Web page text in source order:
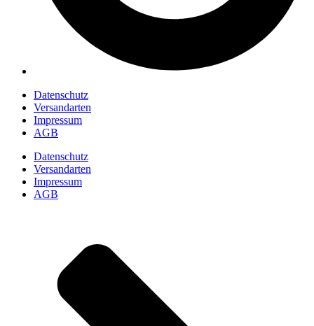
Datenschutz
Versandarten
Impressum
AGB
Datenschutz
Versandarten
Impressum
AGB